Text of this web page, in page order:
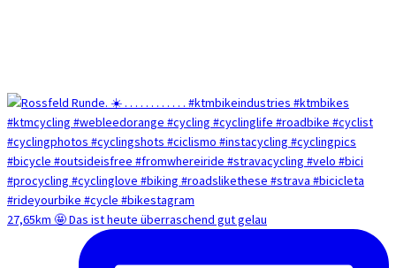
27,65km 🤩 Das ist heute überraschend gut gelau